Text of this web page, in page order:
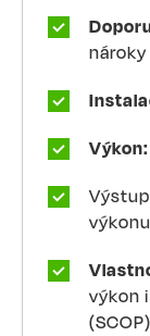
Výkon:
výkonu
výkon